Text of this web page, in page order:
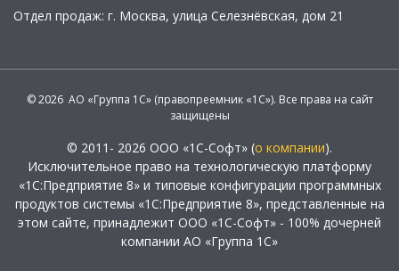
Отдел продаж: г. Москва, улица Селезнёвская, дом 21
© 2026 АО «Группа 1С» (правопреемник «1С»). Все права на сайт
защищены
© 2011- 2026 ООО «1С-Софт» (о компании).
Исключительное право на технологическую платформу
«1С:Предприятие 8» и типовые конфигурации программных
продуктов системы «1С:Предприятие 8», представленные на
этом сайте, принадлежит ООО «1С-Софт» - 100% дочерней
компании АО «Группа 1С»